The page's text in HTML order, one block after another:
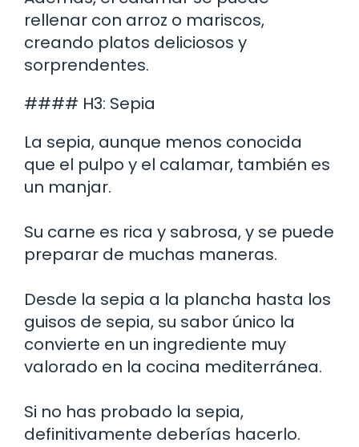
rellenar con arroz o mariscos,
creando platos deliciosos y
sorprendentes.
#### H3: Sepia
La sepia, aunque menos conocida
que el pulpo y el calamar, también es
un manjar.
Su carne es rica y sabrosa, y se puede
preparar de muchas maneras.
Desde la sepia a la plancha hasta los
guisos de sepia, su sabor único la
convierte en un ingrediente muy
valorado en la cocina mediterránea.
Si no has probado la sepia,
definitivamente deberías hacerlo.